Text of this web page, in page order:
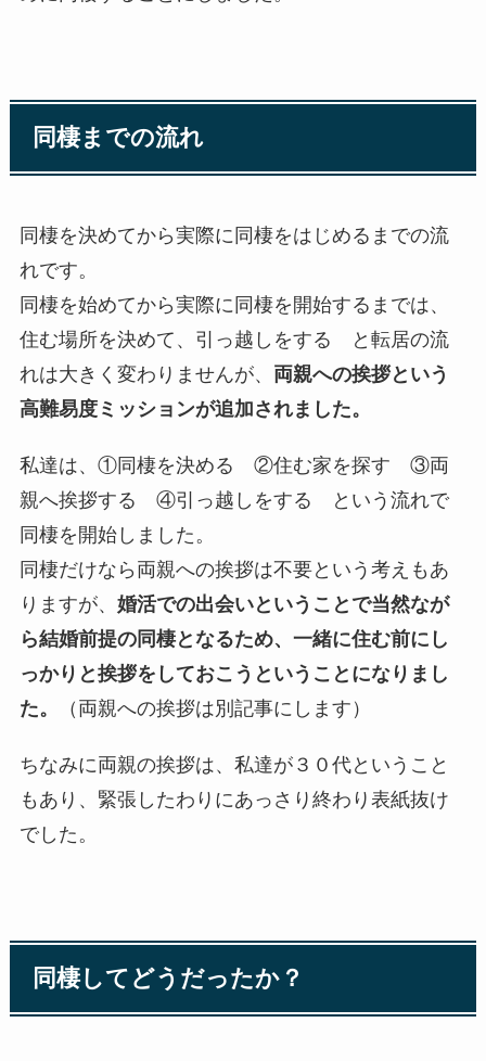
同棲までの流れ
同棲を決めてから実際に同棲をはじめるまでの流
れです。
同棲を始めてから実際に同棲を開始するまでは、
住む場所を決めて、引っ越しをする と転居の流
れは大きく変わりませんが、 両親への挨拶という
高難易度ミッションが追加されました。
私達は、①同棲を決める ②住む家を探す ③両
親へ挨拶する ④引っ越しをする という流れで
同棲を開始しました。
同棲だけなら両親への挨拶は不要という考えもあ
りますが、 婚活での出会いということで当然なが
ら結婚前提の同棲となるため、一緒に住む前にし
っかりと挨拶をしておこうということになりまし
た。
（両親への挨拶は別記事にします）
ちなみに両親の挨拶は、私達が３０代ということ
もあり、緊張したわりにあっさり終わり表紙抜け
でした。
同棲してどうだったか？